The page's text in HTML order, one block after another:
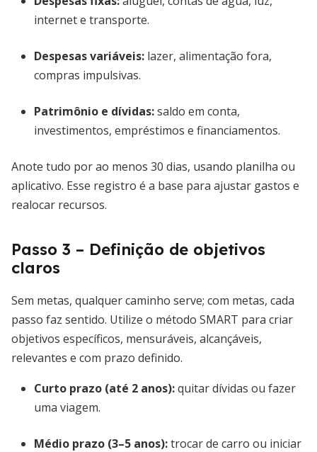
internet e transporte.
Despesas variáveis: lazer, alimentação fora,
compras impulsivas.
Patrimônio e dívidas:saldo em conta,
investimentos, empréstimos e financiamentos.
Anote tudo por ao menos 30 dias, usando planilha ou
aplicativo. Esse registro é a base para ajustar gastos e
realocar recursos.
Passo 3 – Definição de objetivos
claros
Sem metas, qualquer caminho serve; com metas, cada
passo faz sentido. Utilize o método SMART para criar
objetivos específicos, mensuráveis, alcançáveis,
relevantes e com prazo definido.
Curto prazo (até 2 anos):quitar dívidas ou fazer
uma viagem.
Médio prazo (3–5 anos):trocar de carro ou iniciar